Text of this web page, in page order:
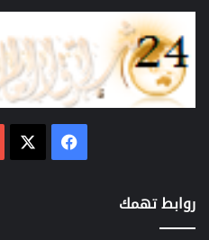
فيسبوك
روابط تهمك